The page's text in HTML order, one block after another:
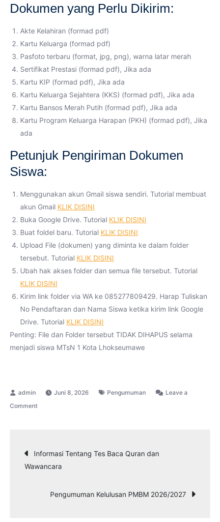
Dokumen yang Perlu Dikirim:
Akte Kelahiran (formad pdf)
Kartu Keluarga (formad pdf)
Pasfoto terbaru (format, jpg, png), warna latar merah
Sertifikat Prestasi (formad pdf), Jika ada
Kartu KIP (formad pdf), Jika ada
Kartu Keluarga Sejahtera (KKS) (formad pdf), Jika ada
Kartu Bansos Merah Putih (formad pdf), Jika ada
Kartu Program Keluarga Harapan (PKH) (formad pdf), Jika
ada
Petunjuk Pengiriman Dokumen
Siswa:
Menggunakan akun Gmail siswa sendiri. Tutorial membuat
akun Gmail KLIK DISINI
Buka Google Drive. Tutorial KLIK DISINI
Buat foldel baru. Tutorial KLIK DISINI
Upload File (dokumen) yang diminta ke dalam folder
tersebut. Tutorial KLIK DISINI
Ubah hak akses folder dan semua file tersebut. Tutorial
KLIK DISINI
Kirim link folder via WA ke 085277809429. Harap Tuliskan
No Pendaftaran dan Nama Siswa ketika kirim link Google
Drive. Tutorial KLIK DISINI
Penting: File dan Folder tersebut TIDAK DIHAPUS selama
menjadi siswa MTsN 1 Kota Lhokseumawe
Juni 8, 2026 Pengumuman
Leave a
Commenton
Siswa
Navigasi
Informasi Tentang Tes Baca Quran dan
Wawancara
Pengumuman Kelulusan PMBM 2026/2027